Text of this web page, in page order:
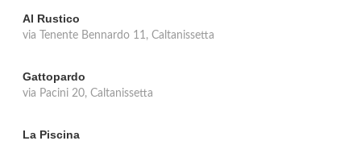
Al Rustico
via Tenente Bennardo 11, Caltanissetta
Gattopardo
via Pacini 20, Caltanissetta
La Piscina